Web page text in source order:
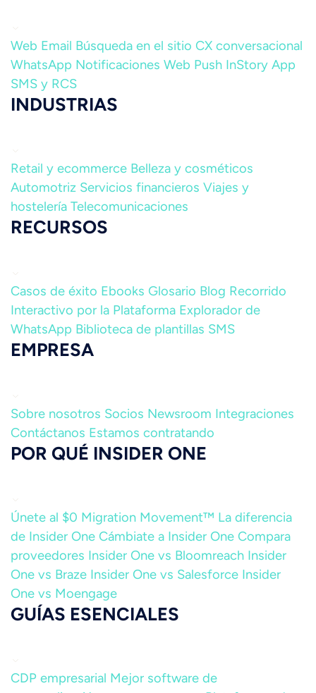
Web Email Búsqueda en el sitio CX conversacional
WhatsApp Notificaciones Web Push InStory App
SMS y RCS
INDUSTRIAS
Retail y ecommerce Belleza y cosméticos
Automotriz Servicios financieros Viajes y
hostelería Telecomunicaciones
RECURSOS
Casos de éxito Ebooks Glosario Blog Recorrido
Interactivo por la Plataforma Explorador de
WhatsApp Biblioteca de plantillas SMS
EMPRESA
Sobre nosotros Socios Newsroom Integraciones
Contáctanos Estamos contratando
POR QUÉ INSIDER ONE
Únete al $0 Migration Movement™ La diferencia
de Insider One Cámbiate a Insider One Compara
proveedores Insider One vs Bloomreach Insider
One vs Braze Insider One vs Salesforce Insider
One vs Moengage
GUÍAS ESENCIALES
CDP empresarial Mejor software de